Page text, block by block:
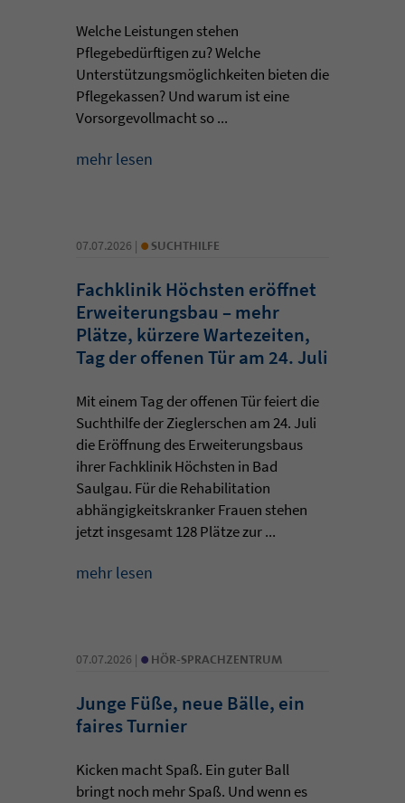
Welche Leistungen stehen
Pflegebedürftigen zu? Welche
Unterstützungsmöglichkeiten bieten die
Pflegekassen? Und warum ist eine
Vorsorgevollmacht so ...
mehr lesen
07.07.2026 | • SUCHTHILFE
Fachklinik Höchsten eröffnet
Erweiterungsbau – mehr
Plätze, kürzere Wartezeiten,
Tag der offenen Tür am 24. Juli
Mit einem Tag der offenen Tür feiert die
Suchthilfe der Zieglerschen am 24. Juli
die Eröffnung des Erweiterungsbaus
ihrer Fachklinik Höchsten in Bad
Saulgau. Für die Rehabilitation
abhängigkeitskranker Frauen stehen
jetzt insgesamt 128 Plätze zur ...
mehr lesen
07.07.2026 | • HÖR-SPRACHZENTRUM
Junge Füße, neue Bälle, ein
faires Turnier
Kicken macht Spaß. Ein guter Ball
bringt noch mehr Spaß. Und wenn es